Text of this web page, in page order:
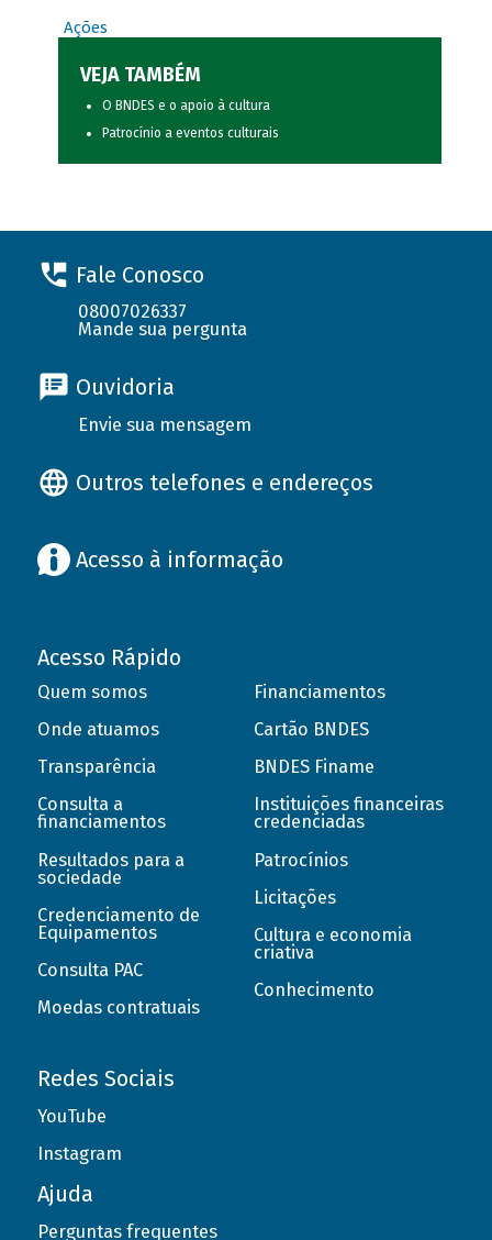
Ações
VEJA TAMBÉM
O BNDES e o apoio à cultura
Patrocínio a eventos culturais
Fale Conosco
08007026337
Mande sua pergunta
Ouvidoria
Envie sua mensagem
Outros telefones e endereços
Acesso à informação
Acesso Rápido
Quem somos
Onde atuamos
Transparência
Consulta a
financiamentos
Resultados para a
sociedade
Credenciamento de
Equipamentos
Consulta PAC
Moedas contratuais
Financiamentos
Cartão BNDES
BNDES Finame
Instituições financeiras
credenciadas
Patrocínios
Licitações
Cultura e economia
criativa
Conhecimento
Redes Sociais
YouTube
Instagram
Ajuda
Perguntas frequentes